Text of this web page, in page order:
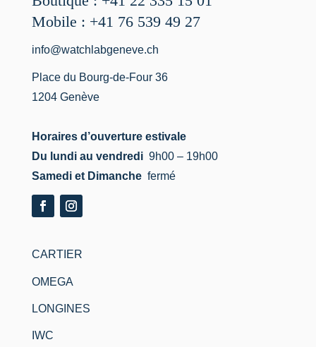
Mobile : +41 76 539 49 27
info@watchlabgeneve.ch
Place du Bourg-de-Four 36
1204 Genève
Horaires d’ouverture estivale
Du lundi au vendredi 9h00 – 19h00
Samedi et Dimanche fermé
CARTIER
OMEGA
LONGINES
IWC